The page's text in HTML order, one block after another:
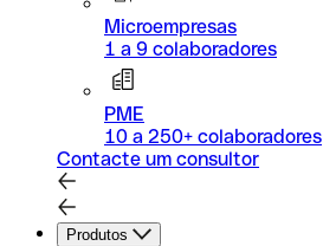
Microempresas
1 a 9 colaboradores
PME
10 a 250+ colaboradores
Contacte um consultor
Produtos